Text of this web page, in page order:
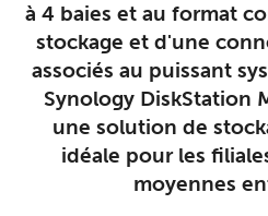
à 4 baies et au format
stockage et d'une
associés au puissant
Synology DiskStation
une solution de
idéale pour les
moyennes